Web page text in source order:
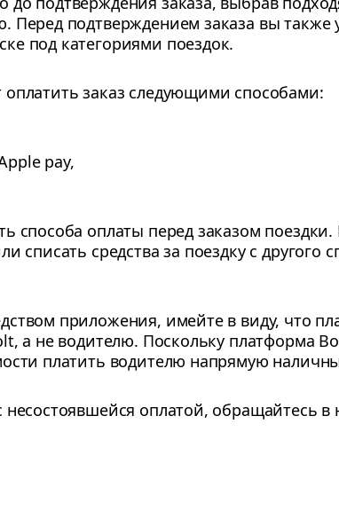
Перед подтверждением заказа вы
под категориями поездок.
заказ следующими способами:
pay,
способа оплаты перед заказом
списать средства за поездку с другого
приложения, имейте в виду, что
а не водителю. Поскольку платформа
платить водителю напрямую
оплатой, обращайтесь